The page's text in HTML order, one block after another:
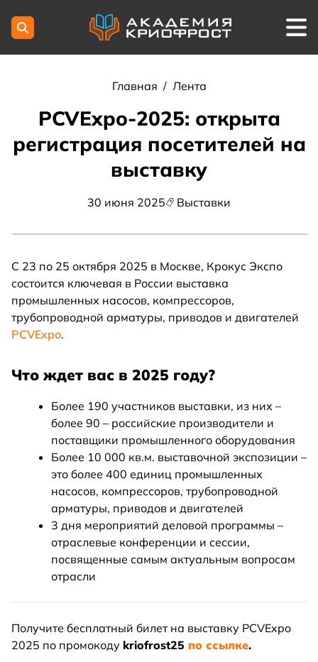
Главная / Лента
PCVExpo-2025: открыта
регистрация посетителей на
выставку
30 июня 2025 Выставки
С 23 по 25 октября 2025 в Москве, Крокус Экспо
состоится ключевая в России выставка
промышленных насосов, компрессоров,
трубопроводной арматуры, приводов и двигателей
PCVExpo.
Что ждет вас в 2025 году?
Более 190 участников выставки, из них –
более 90 – российские производители и
поставщики промышленного оборудования
Более 10 000 кв.м. выставочной экспозиции –
это более 400 единиц промышленных
насосов, компрессоров, трубопроводной
арматуры, приводов и двигателей
3 дня мероприятий деловой программы –
отраслевые конференции и сессии,
посвященные самым актуальным вопросам
отрасли
Получите бесплатный билет на выставку PCVExpo
2025 по промокоду kriofrost25 по ссылке.